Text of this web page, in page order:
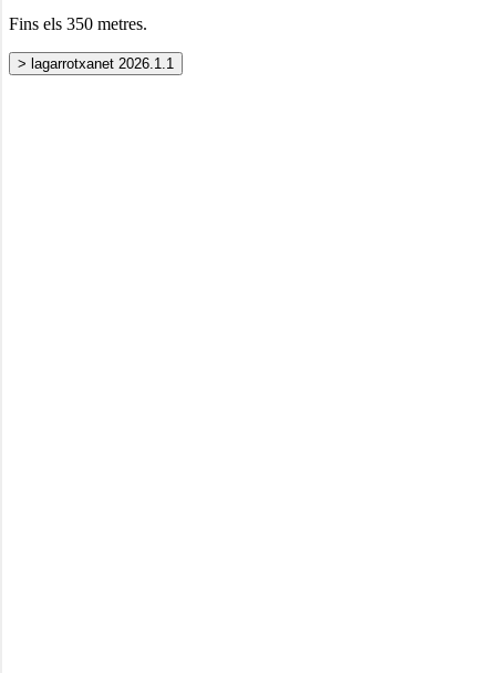
Fins els 350 metres.
> lagarrotxanet 2026.1.1